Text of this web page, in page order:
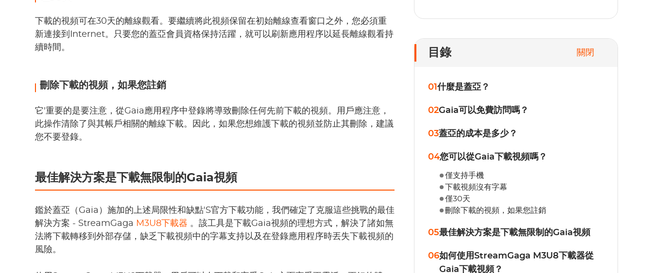
下載的視頻可在30天的離線觀看。要繼續將此視頻保留在初始離線查看窗口之外，您必須重
新連接到Internet。只要您的蓋亞會員資格保持活躍，就可以刷新應用程序以延長離線觀看持
續時間。
刪除下載的視頻，如果您註銷
它'重要的是要注意，從Gaia應用程序中登錄將導致刪除任何先前下載的視頻。用戶應注意，
此操作清除了與其帳戶相關的離線下載。因此，如果您想維護下載的視頻並防止其刪除，建議
您不要登錄。
最佳解決方案是下載無限制的Gaia視頻
鑑於蓋亞（Gaia）施加的上述局限性和缺點'S官方下載功能，我們確定了克服這些挑戰的最佳
解決方案 - StreamGaga M3U8下載器 。該工具是下載Gaia視頻的理想方式，解決了諸如無
法將下載轉移到外部存儲，缺乏下載視頻中的字幕支持以及在登錄應用程序時丟失下載視頻的
風險。
目錄 關閉
01什麼是蓋亞？
02Gaia可以免費訪問嗎？
03蓋亞的成本是多少？
04您可以從Gaia下載視頻嗎？
僅支持手機
下載視頻沒有字幕
僅30天
刪除下載的視頻，如果您註銷
05最佳解決方案是下載無限制的Gaia視頻
06如何使用StreamGaga M3U8下載器從
Gaia下載視頻？